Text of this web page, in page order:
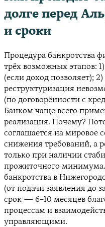
долге перед
и сроки
Процедура банкротства
трёх возможных этапов:
(если доход позволяет);
реструктуризация
(по договорённости с
Банком чаще всего
реализация. Почему?
соглашается на мировое
снижения требований, а
только при наличии
прожиточного
банкротства в
(от подачи заявления до
срок — 6–10 месяцев
процессам и
управляющими.